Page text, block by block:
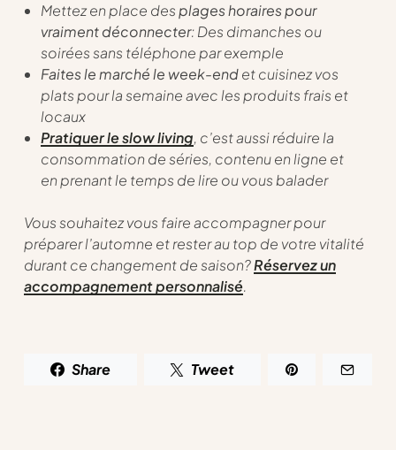
Mettez en place desplages horaires pour
vraiment déconnecter: Des dimanches ou
soirées sans téléphone par exemple
Faites le marché le week-endet cuisinez vos
plats pour la semaine avec les produits frais et
locaux
Pratiquer le slow living, c’est aussi réduire la
consommation de séries, contenu en ligne et
en prenant le temps de lire ou vous balader
Vous souhaitez vous faire accompagner pour
préparer l’automne et rester au top de votre vitalité
durant ce changement de saison?Réservez un
accompagnement personnalisé.
Share Tweet